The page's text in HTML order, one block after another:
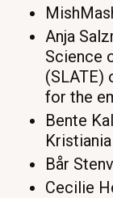
Anja
Science
(SLATE)
for the
Bente
Kristiania
Bår
Cecilie